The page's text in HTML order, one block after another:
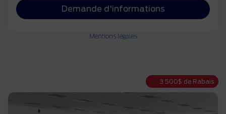
Demande d'informations
Mentions légales
3 500$ de Rabais